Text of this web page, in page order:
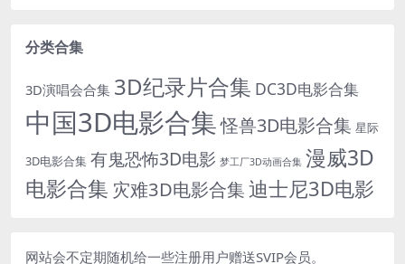
分类合集
3D演唱会合集 3D纪录片合集 DC3D电影合集
中国3D电影合集怪兽3D电影合集 星际
3D电影合集 有鬼恐怖3D电影 梦工厂3D动画合集 漫威3D
电影合集 灾难3D电影合集迪士尼3D电影
网站会不定期随机给一些注册用户赠送SVIP会员。